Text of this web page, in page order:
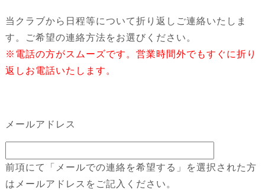
当クラブから日程等について折り返しご連絡いたしま
す。ご希望の連絡方法をお選びください。
※電話の方がスムーズです。営業時間外でもすぐに折り
返しお電話いたします。
メールアドレス
前項にて「メールでの連絡を希望する」を選択された方
はメールアドレスをご記入ください。